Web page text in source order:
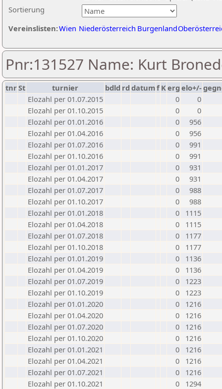
Sortierung
Vereinslisten:Wien Niederösterreich Burgenland
Pnr:131527 Name: Kurt
tnrSt turnier bdld rd datumf Kerg elo+/-
Elozahl per 01.07.2015
0
0
Elozahl per 01.10.2015
0
0
Elozahl per 01.01.2016
0
956
Elozahl per 01.04.2016
0
956
Elozahl per 01.07.2016
0
991
Elozahl per 01.10.2016
0
991
Elozahl per 01.01.2017
0
931
Elozahl per 01.04.2017
0
931
Elozahl per 01.07.2017
0
988
Elozahl per 01.10.2017
0
988
Elozahl per 01.01.2018
0
1115
Elozahl per 01.04.2018
0
1115
Elozahl per 01.07.2018
0
1177
Elozahl per 01.10.2018
0
1177
Elozahl per 01.01.2019
0
1136
Elozahl per 01.04.2019
0
1136
Elozahl per 01.07.2019
0
1223
Elozahl per 01.10.2019
0
1223
Elozahl per 01.01.2020
0
1216
Elozahl per 01.04.2020
0
1216
Elozahl per 01.07.2020
0
1216
Elozahl per 01.10.2020
0
1216
Elozahl per 01.01.2021
0
1216
Elozahl per 01.04.2021
0
1216
Elozahl per 01.07.2021
0
1216
Elozahl per 01.10.2021
0
1294